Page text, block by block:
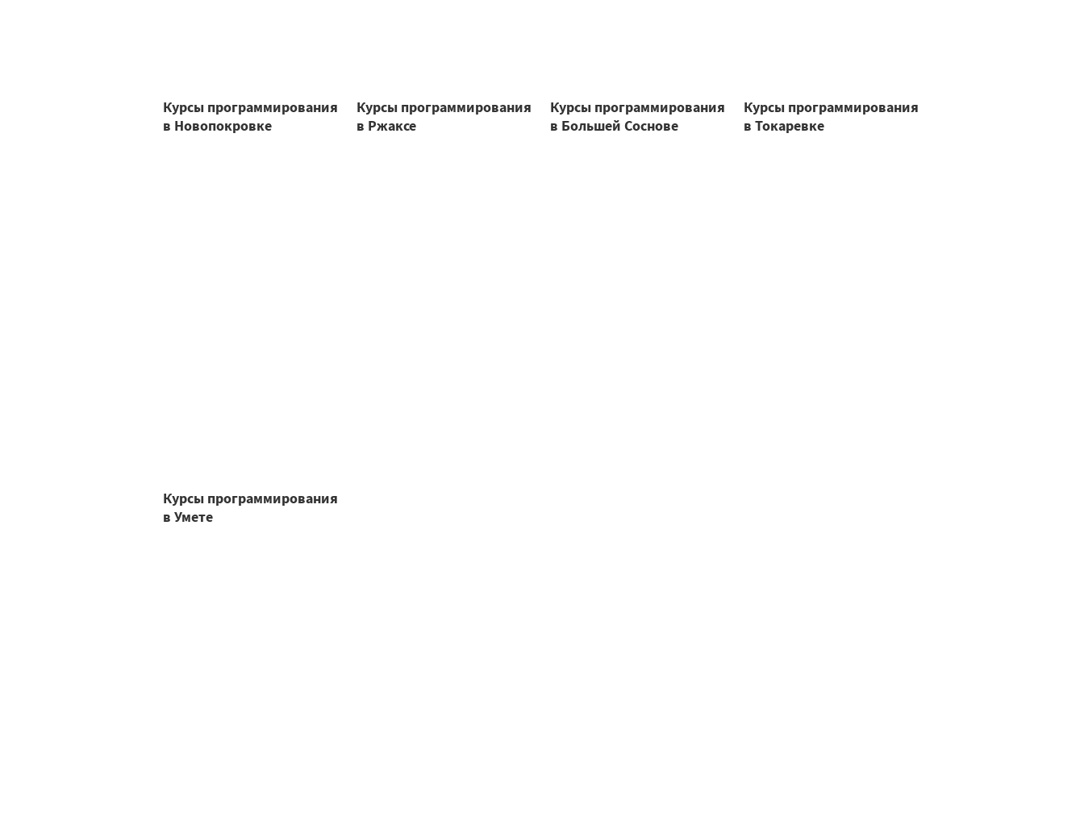
Курсы программирования
в Новопокровке
Курсы программирования
в Ржаксе
Курсы программирования
в Большей Соснове
Курсы программирования
в Токаревке
Курсы программирования
в Умете